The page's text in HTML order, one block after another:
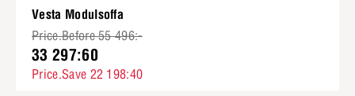
Vesta Modulsoffa
Price.Before 55 496:-
33 297:60
Price.Save 22 198:40